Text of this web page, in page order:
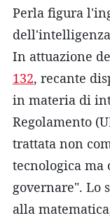
Perla figura
In attuazione
132, recante
in materia di
Regolamento
trattata non
tecnologica
governare". Lo
alla